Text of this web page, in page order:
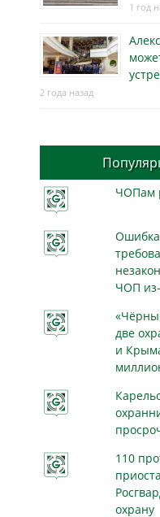
1 год
2 года назад
ЧОПам
ЧОП из-
две
и
110
охрану